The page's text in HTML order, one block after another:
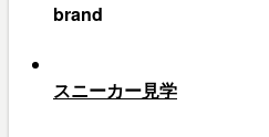
brand
スニーカー見学